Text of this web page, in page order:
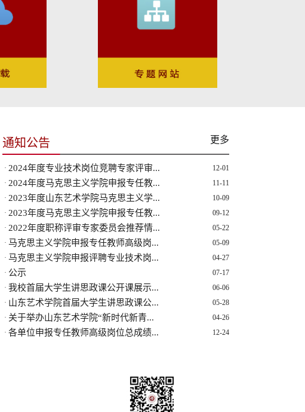
通知公告 更多
· 2024年度专业技术岗位竞聘专家评审...
12-01
· 2024年度马克思主义学院申报专任教...
11-11
· 2023年度山东艺术学院马克思主义学...
10-09
· 2023年度马克思主义学院申报专任教...
09-12
· 2022年度职称评审专家委员会推荐情...
05-22
· 马克思主义学院申报专任教师高级岗...
05-09
· 马克思主义学院申报评聘专业技术岗...
04-27
· 公示
07-17
· 我校首届大学生讲思政课公开课展示...
06-06
· 山东艺术学院首届大学生讲思政课公...
05-28
· 关于举办山东艺术学院“新时代新青...
04-26
· 各单位申报专任教师高级岗位总成绩... 12-24